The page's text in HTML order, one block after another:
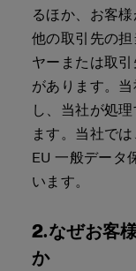
るほか、お客
他の取引先の
ヤーまたは取
があります。
し、当社が処
ます。当社で
EU 一般データ
います。
2.なぜお客
か